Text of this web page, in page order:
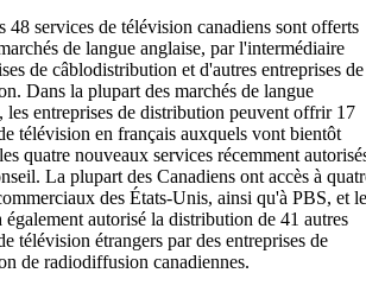
48 services de télévision canadiens sont offerts
de langue anglaise, par l'intermédiaire
de câblodistribution et d'autres entreprises de
Dans la plupart des marchés de langue
les entreprises de distribution peuvent offrir 17
télévision en français auxquels vont bientôt
quatre nouveaux services récemment
La plupart des Canadiens ont accès à
des États-Unis, ainsi qu'à PBS, et le
également autorisé la distribution de 41 autres
télévision étrangers par des entreprises de
de radiodiffusion canadiennes.